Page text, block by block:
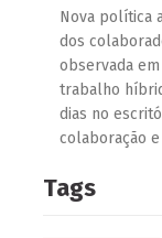
Nova política
dos
observada
trabalho
dias no
colaboração
Tags